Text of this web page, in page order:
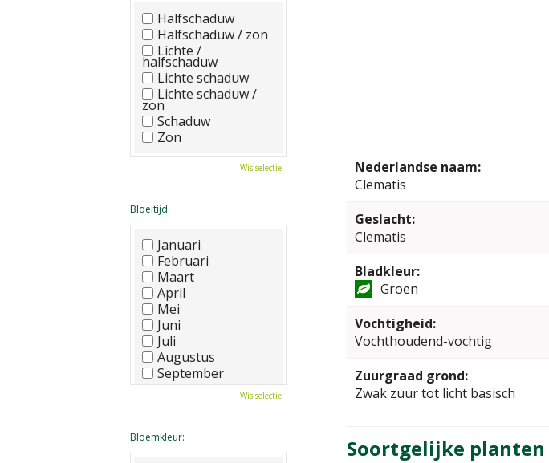
Nederlandse naam:
Clematis
Geslacht:
Clematis
Bladkleur:
Groen
Vochtigheid:
Vochthoudend-vochtig
Zuurgraad grond:
Zwak zuur tot licht basisch
Soortgelijke planten
Halfschaduw
Halfschaduw / zon
Lichte /
halfschaduw
Lichte schaduw
Lichte schaduw /
zon
Schaduw
Zon
Wis selectie
Bloeitijd:
Januari
Februari
Maart
April
Mei
Juni
Juli
Augustus
September
Oktober
Wis selectie
Bloemkleur: